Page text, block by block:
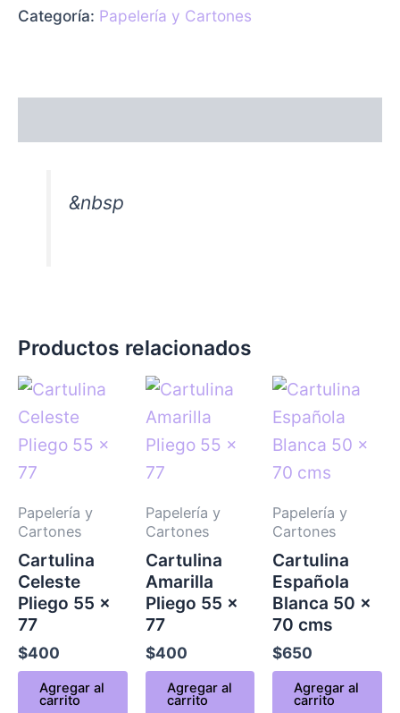
Categoría: Papelería y Cartones
&nbsp
Productos relacionados
Papelería y
Cartones
Cartulina
Celeste
Pliego 55 x
77
$400
Agregar al
carrito
Papelería y
Cartones
Cartulina
Amarilla
Pliego 55 x
77
$400
Agregar al
carrito
Papelería y
Cartones
Cartulina
Española
Blanca 50 x
70 cms
$650
Agregar al
carrito